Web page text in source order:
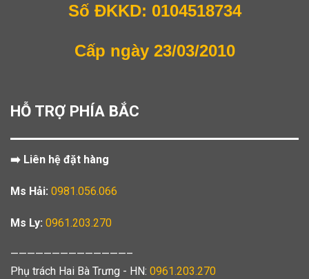
Số ĐKKD: 0104518734
Cấp ngày 23/03/2010
HỖ TRỢ PHÍA BẮC
➡️ Liên hệ đặt hàng
Ms Hải: 0981.056.066
Ms Ly: 0961.203.270
——————————————–
Phụ trách Hai Bà Trưng - HN: 0961.203.270